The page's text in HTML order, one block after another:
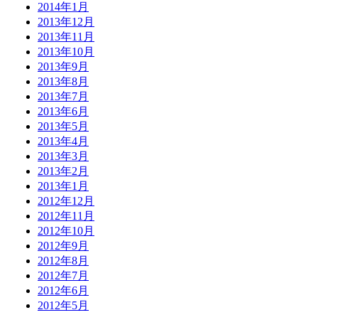
2014年1月
2013年12月
2013年11月
2013年10月
2013年9月
2013年8月
2013年7月
2013年6月
2013年5月
2013年4月
2013年3月
2013年2月
2013年1月
2012年12月
2012年11月
2012年10月
2012年9月
2012年8月
2012年7月
2012年6月
2012年5月